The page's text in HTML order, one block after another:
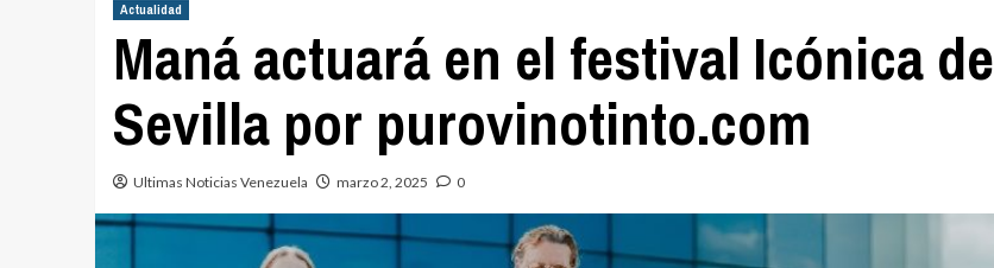
Actualidad
Maná actuará en el festival Icónica de
Sevilla por purovinotinto.com
Ultimas Noticias Venezuela marzo 2, 2025 0